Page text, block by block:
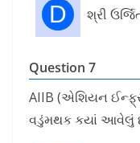
D શ્રી
Question 7
AIIB (એશિયન
વડુંમથક કયાં આવેલું